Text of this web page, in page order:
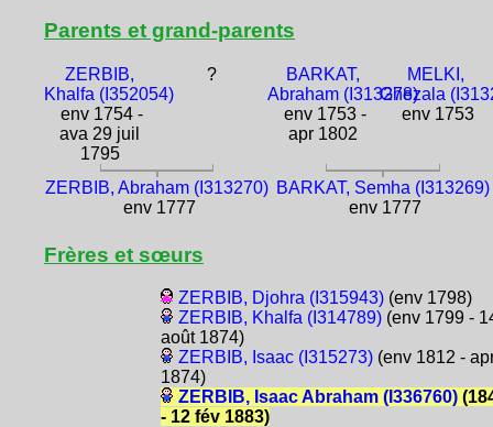
Parents et grand-parents
ZERBIB,
Khalfa (I352054)
env 1754 -
ava 29 juil
1795
?
BARKAT,
Abraham (I313278)
env 1753 -
apr 1802
MELKI,
Ghezala
env 1753
ZERBIB, Abraham (I313270)
env 1777
BARKAT, Semha (I313269)
env 1777
Frères et sœurs
ZERBIB, Djohra (I315943)(env 1798)
ZERBIB, Khalfa (I314789)(env 1799 -
août 1874)
ZERBIB, Isaac (I315273)(env 1812 -
1874)
ZERBIB, Isaac Abraham (I336760)
- 12 fév 1883)